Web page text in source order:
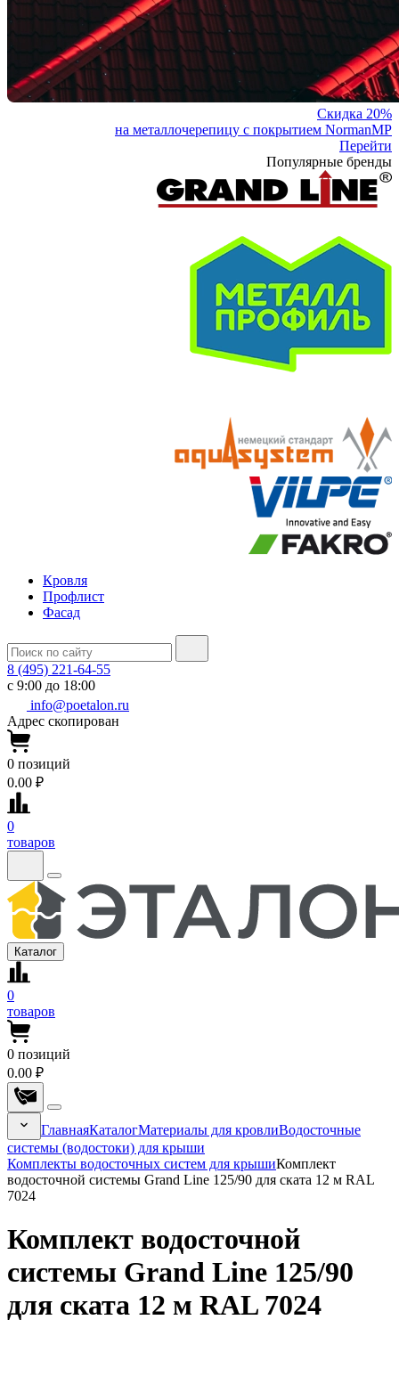
Скидка 20%
на металлочерепицу с покрытием NormanMP
Перейти
Популярные бренды
Кровля
Профлист
Фасад
8 (495) 221-64-55
с 9:00 до 18:00
info@poetalon.ru
Адрес скопирован
0 позиций
0.00 ₽
0
товаров
Каталог
0
товаров
0 позиций
0.00 ₽
ГлавнаяКаталогМатериалы для кровлиВодосточные
системы (водостоки) для крыши
Комплекты водосточных систем для крышиКомплект
водосточной системы Grand Line 125/90 для ската 12 м RAL
7024
Комплект водосточной
системы Grand Line 125/90
для ската 12 м RAL 7024